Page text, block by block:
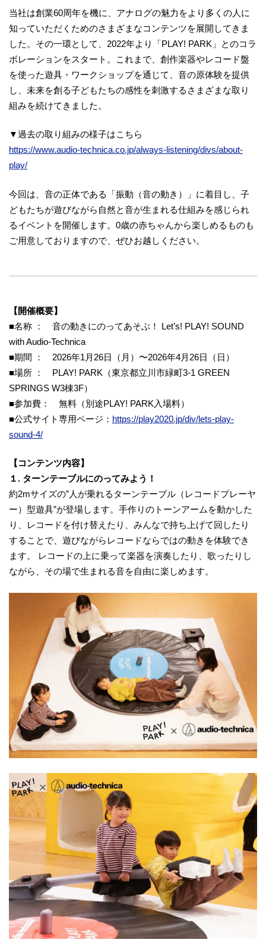
当社は創業60周年を機に、アナログの魅力をより多くの人に
知っていただくためのさまざまなコンテンツを展開してきま
した。その一環として、2022年より「PLAY! PARK」とのコラ
ボレーションをスタート。これまで、創作楽器やレコード盤
を使った遊具・ワークショップを通じて、音の原体験を提供
し、未来を創る子どもたちの感性を刺激するさまざまな取り
組みを続けてきました。
▼過去の取り組みの様子はこちら
https://www.audio-technica.co.jp/always-listening/divs/about-
play/
今回は、音の正体である「振動（音の動き）」に着目し、子
どもたちが遊びながら自然と音が生まれる仕組みを感じられ
るイベントを開催します。0歳の赤ちゃんから楽しめるものも
ご用意しておりますので、ぜひお越しください。
【開催概要】
■名称 ： 音の動きにのってあそぶ！ Let’s! PLAY! SOUND
with Audio-Technica
■期間 ： 2026年1月26日（月）〜2026年4月26日（日）
■場所 ： PLAY! PARK（東京都立川市緑町3-1 GREEN
SPRINGS W3棟3F）
■参加費： 無料（別途PLAY! PARK入場料）
■公式サイト専用ページ： https://play2020.jp/div/lets-play-
sound-4/
【コンテンツ内容】
１. ターンテーブルにのってみよう！
約2mサイズの”人が乗れるターンテーブル（レコードプレーヤ
ー）型遊具”が登場します。手作りのトーンアームを動かした
り、レコードを付け替えたり、みんなで持ち上げて回したり
することで、遊びながらレコードならではの動きを体験でき
ます。 レコードの上に乗って楽器を演奏したり、歌ったりし
ながら、その場で生まれる音を自由に楽しめます。